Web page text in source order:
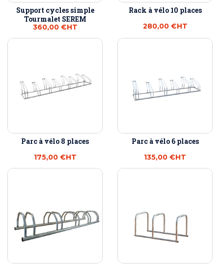
Support cycles simple
Tourmalet SEREM
360,00 €HT
Rack à vélo 10 places
280,00 €HT
Parc à vélo 8 places
175,00 €HT
Parc à vélo 6 places
135,00 €HT